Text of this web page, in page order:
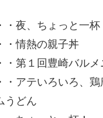
・夜、ちょっと一杯
・情熱の親子丼
・第１回豊崎バル
・アテいろいろ、鶏
うどん